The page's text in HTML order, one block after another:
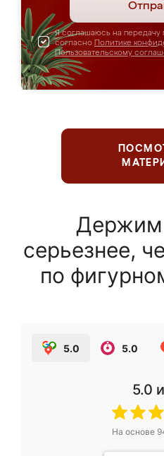
Я соглашаюсь на передачу
согласно Политике
Пользовательскому
Держим
серьезнее,
по
5.0 5.0
5.0
На основе